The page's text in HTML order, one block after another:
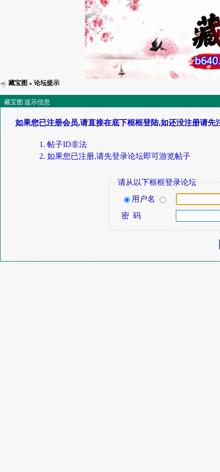
藏宝图 » 论坛提示
藏宝图 提示信息
如果您已注册会员,请直接在底下框框登陆,如还没注册请先
帖子ID非法
如果您已注册,请先登录论坛即可游览帖子
请从以下框框登录论坛
用户名
密 码